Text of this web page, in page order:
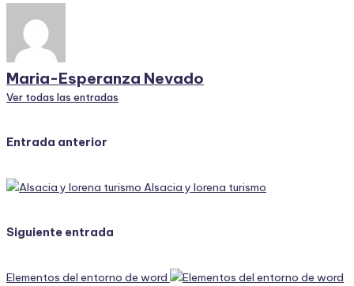
Maria-Esperanza Nevado
Ver todas las entradas
Navegación
de
Entrada anterior
Alsacia y lorena turismo
Siguiente entrada
Elementos del entorno de word